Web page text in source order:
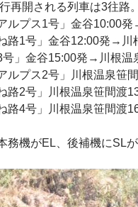
再開される列車は3往路。
ルプス1号」金谷10:00
路1号」金谷12:00発→川
号」金谷15:00発→川根温
ルプス2号」川根温泉笹
路2号」川根温泉笹間渡
路4号」川根温泉笹間渡
機がEL、後補機にSLが